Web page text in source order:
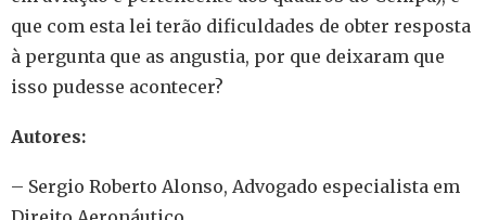
que com esta lei terão dificuldades de obter resposta
à pergunta que as angustia, por que deixaram que
isso pudesse acontecer?
Autores:
– Sergio Roberto Alonso, Advogado especialista em